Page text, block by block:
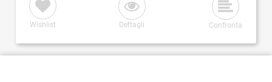
Wishlist Dettagli Confronta